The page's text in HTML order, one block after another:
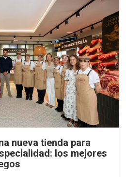
nueva tienda para
los mejores